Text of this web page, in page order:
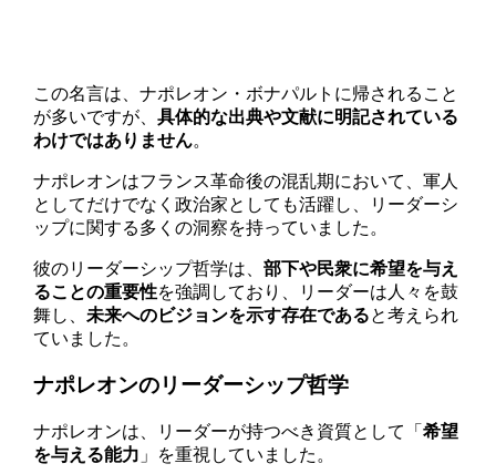
この名言は、ナポレオン・ボナパルトに帰されること
が多いですが、具体的な出典や文献に明記されている
わけではありません。
ナポレオンはフランス革命後の混乱期において、軍人
としてだけでなく政治家としても活躍し、リーダーシ
ップに関する多くの洞察を持っていました。
彼のリーダーシップ哲学は、部下や民衆に希望を与え
ることの重要性を強調しており、リーダーは人々を鼓
舞し、未来へのビジョンを示す存在であると考えられ
ていました。
ナポレオンのリーダーシップ哲学
ナポレオンは、リーダーが持つべき資質として「希望
を与える能力 」を重視していました。